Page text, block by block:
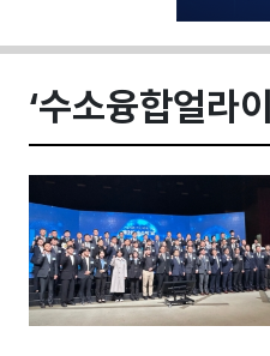
‘수소융합얼라